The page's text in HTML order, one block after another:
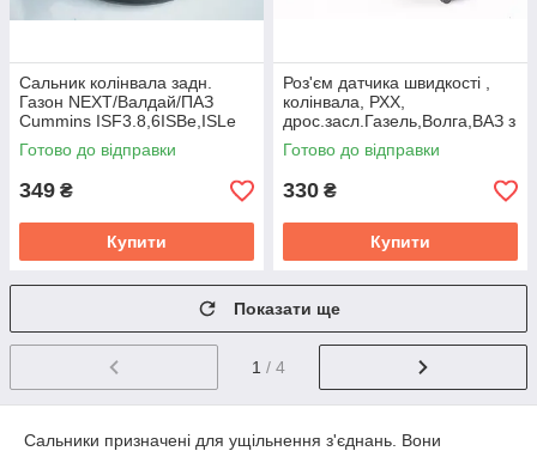
Сальник колінвала задн.
Газон NEXT/Валдай/ПАЗ
Cummins ISF3.8,6ISBe,ISLe
(150x130x14) Cummins Inv.
3968563
Готово до відправки
349 ₴
Купити
Роз'єм датчика швидкостi ,
колiнвала, РХХ,
дрос.засл.Газель,Волга,ВАЗ з
проводами (CARGEN)
АХ-510
Готово до відправки
330 ₴
Купити
Показати ще
1 / 4
Сальники призначені для ущільнення з'єднань. Вони